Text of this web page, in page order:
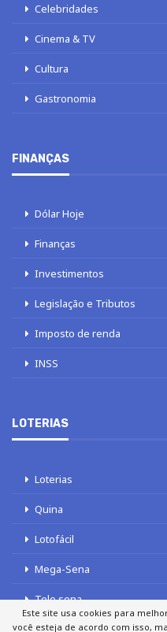
Celebridades
Cinema & TV
Cultura
Gastronomia
FINANÇAS
Dólar Hoje
Finanças
Investimentos
Legislação e Tributos
Imposto de renda
INSS
LOTERIAS
Loterias
Quina
Lotofácil
Mega-Sena
Tele sena
Este site usa cookies para
você esteja de acordo com isso,